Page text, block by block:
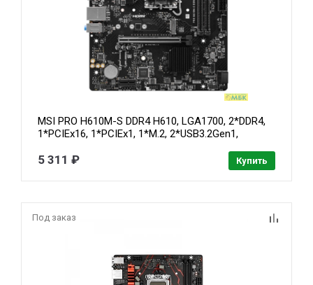
MSI PRO H610M-S DDR4 H610, LGA1700, 2*DDR4,
1*PCIEx16, 1*PCIEx1, 1*M.2, 2*USB3.2Gen1,
5 311 ₽ Купить
Под заказ